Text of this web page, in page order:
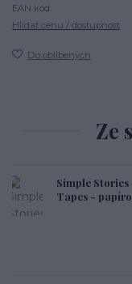
EAN kód:
Hlídat cenu / dostupnost
Do oblíbených
Ze
Simple Stories
Tapes -